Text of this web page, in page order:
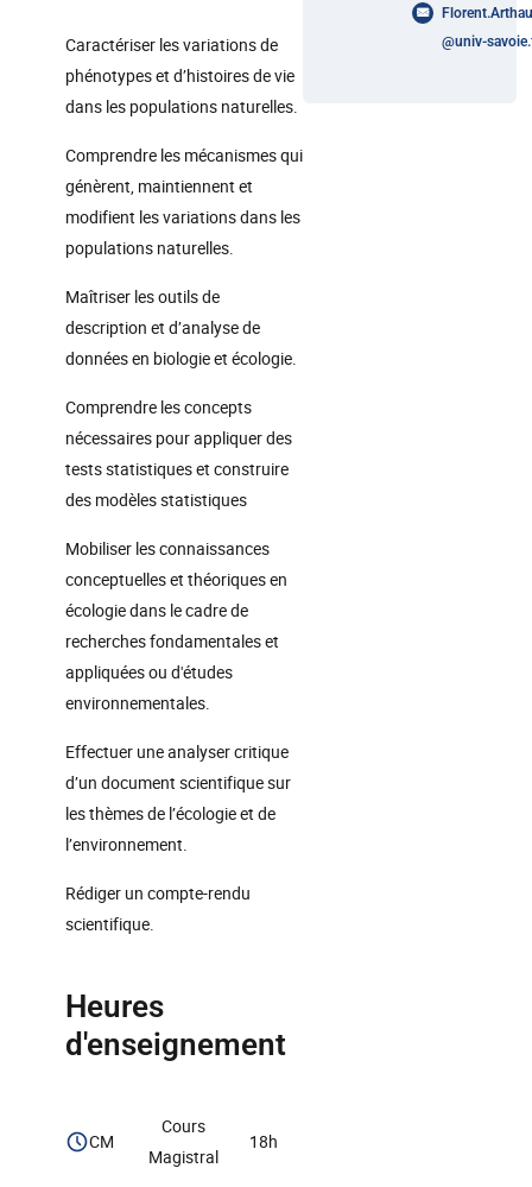
Caractériser les variations de
phénotypes et d’histoires de vie
dans les populations naturelles.
Comprendre les mécanismes qui
génèrent, maintiennent et
modifient les variations dans les
populations naturelles.
Maîtriser les outils de
description et d’analyse de
données en biologie et écologie.
Comprendre les concepts
nécessaires pour appliquer des
tests statistiques et construire
des modèles statistiques
Mobiliser les connaissances
conceptuelles et théoriques en
écologie dans le cadre de
recherches fondamentales et
appliquées ou d'études
environnementales.
Effectuer une analyser critique
d’un document scientifique sur
les thèmes de l’écologie et de
l’environnement.
Rédiger un compte-rendu
scientifique.
Heures
d'enseignement
CM
Cours
Magistral
18h
@univ-